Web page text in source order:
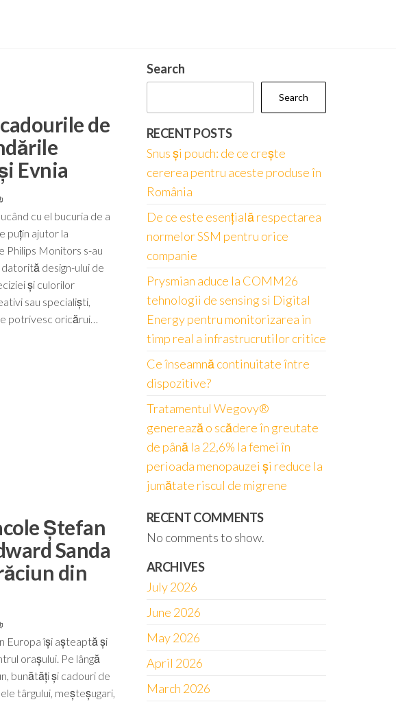
de
Evnia
cu el bucuria de a
puțin ajutor la
Philips Monitors s-au
design-ului de
și culorilor
sau specialiști,
potrivesc oricărui…
Ștefan
Sanda
din
Europa își așteaptă și
orașului. Pe lângă
bunătăți și cadouri de
târgului, meșteșugari,
Search
Search
RECENT POSTS
Snus și pouch: de ce crește
cererea pentru aceste produse în
România
De ce este esențială respectarea
normelor SSM pentru orice
companie
Prysmian aduce la COMM26
tehnologii de sensing si Digital
Energy pentru monitorizarea in
timp real a infrastrucrutilor critice
Ce înseamnă continuitate între
dispozitive?
Tratamentul Wegovy®
generează o scădere în greutate
de până la 22,6% la femei în
perioada menopauzei și reduce la
jumătate riscul de migrene
RECENT COMMENTS
No comments to show.
ARCHIVES
July 2026
June 2026
May 2026
April 2026
March 2026